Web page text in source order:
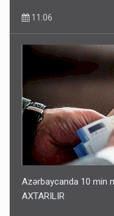
11:06
Azərbaycanda 10 min
AXTARILIR